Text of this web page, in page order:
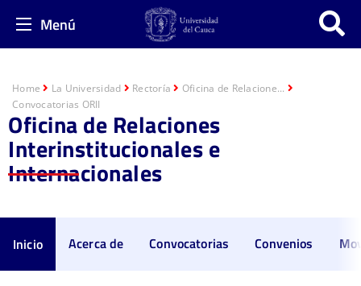
Menú
Home La Universidad Rectoría
Oficina de Relacione...
Convocatorias ORII
Oficina de Relaciones
Interinstitucionales e
Internacionales
Inicio Acerca de Convocatorias Convenios